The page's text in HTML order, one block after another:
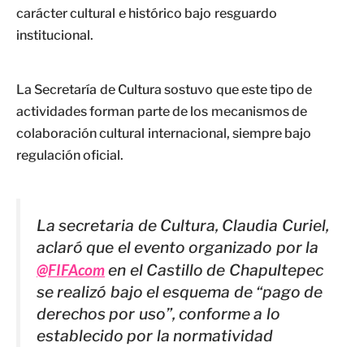
carácter cultural e histórico bajo resguardo
institucional.
La Secretaría de Cultura sostuvo que este tipo de
actividades forman parte de los mecanismos de
colaboración cultural internacional, siempre bajo
regulación oficial.
La secretaria de Cultura, Claudia Curiel,
aclaró que el evento organizado por la
@FIFAcomen el Castillo de Chapultepec
se realizó bajo el esquema de “pago de
derechos por uso”, conforme a lo
establecido por la normatividad